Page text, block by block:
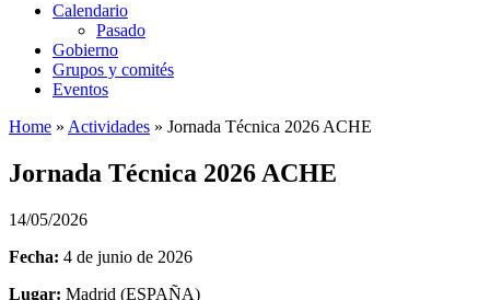
Calendario
Pasado
Gobierno
Grupos y comités
Eventos
Home » Actividades » Jornada Técnica 2026 ACHE
Jornada Técnica 2026 ACHE
14/05/2026
Fecha: 4 de junio de 2026
Lugar: Madrid (ESPAÑA)